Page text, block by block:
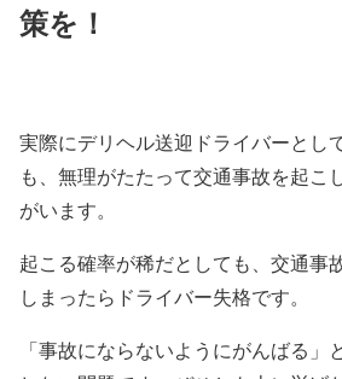
策を！
実際にデリヘル送迎ドライバーとし
も、無理がたたって交通事故を起こ
がいます。
起こる確率が稀だとしても、交通事
しまったらドライバー失格です。
「事故にならないようにがんばる」